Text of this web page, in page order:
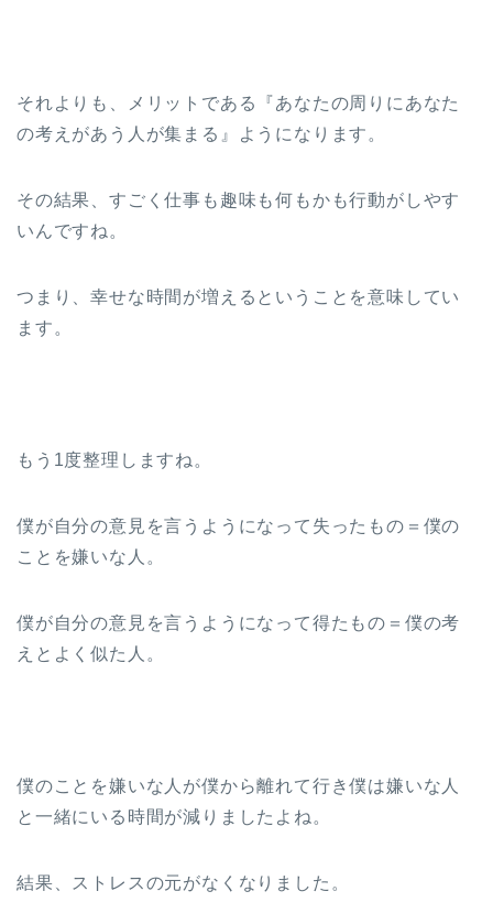
それよりも、メリットである『あなたの周りにあなた
の考えがあう人が集まる』ようになります。
その結果、すごく仕事も趣味も何もかも行動がしやす
いんですね。
つまり、幸せな時間が増えるということを意味してい
ます。
もう1度整理しますね。
僕が自分の意見を言うようになって失ったもの＝僕の
ことを嫌いな人。
僕が自分の意見を言うようになって得たもの＝僕の考
えとよく似た人。
僕のことを嫌いな人が僕から離れて行き僕は嫌いな人
と一緒にいる時間が減りましたよね。
結果、ストレスの元がなくなりました。